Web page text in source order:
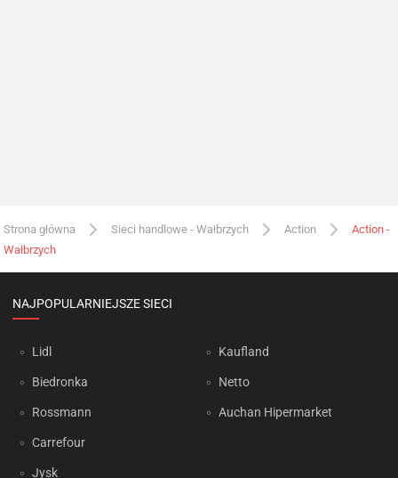
Strona główna Sieci handlowe - Wałbrzych Action
Action -
Wałbrzych
NAJPOPULARNIEJSZE SIECI
Lidl
Biedronka
Rossmann
Carrefour
Jysk
Kaufland
Netto
Auchan Hipermarket